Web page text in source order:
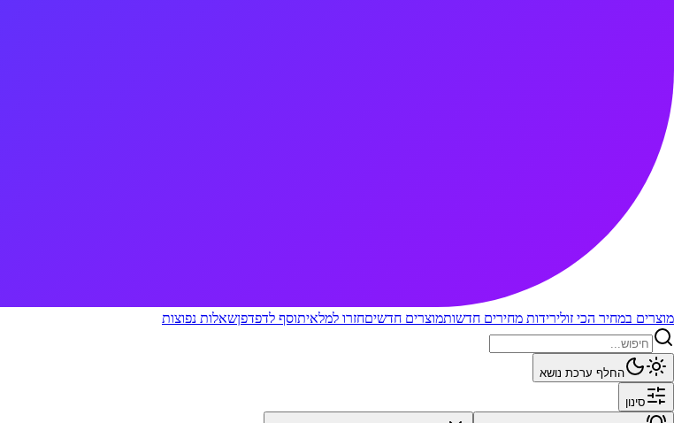
מוצרים במחיר הכי זולירידות מחירים חדשותמוצרים חדשיםחזרו למלאיתוסף לדפדפןשאלות נפוצות
החלף ערכת נושא
סינון